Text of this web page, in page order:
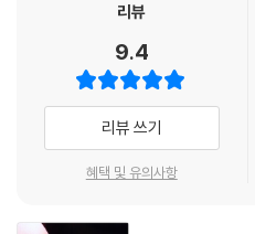
『에어리얼』에 묶인 시 대부분은
에 달하던 시기에 쓰였다. 초고는 단
스는 한 편씩 신중하게 퇴고해, 타이핑
들’이라는 제목으로 묶었다. 그리고
다. 이후 『에어리얼』은 1965년 남편
부 시가 제외되고 생략되었으며 다른
리뷰
9.4
리뷰 쓰기
혜택 및 유의사항